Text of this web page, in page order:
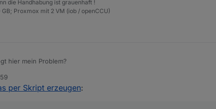
die Handhabung ist grauenhaft !
Proxmox mit 2 VM (iob / openCCU)
hier mein Problem?
per Skript erzeugen: